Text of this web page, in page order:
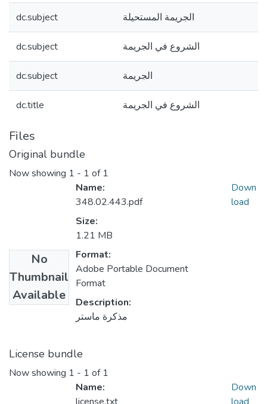
dc.subject الجريمة المستحيلة
dc.subject الشروع في الجريمة
dc.subject الجريمة
dc.title الشروع في الجريمة
Files
Original bundle
Now showing 1 - 1 of 1
No
Thumbnail
Available
Name:
348.02.443.pdf
Size:
1.21 MB
Format:
Adobe Portable Document
Format
Description:
مذكرة ماستر
Down
load
License bundle
Now showing 1 - 1 of 1
Name:
Down